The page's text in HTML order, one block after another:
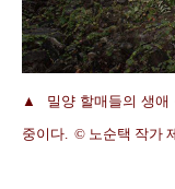
▲ 밀양 할매들의 생애
중이다. © 노순택 작가